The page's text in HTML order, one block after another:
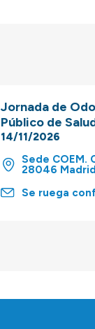
Jornada de
Público de
14/11/2026
Sede COEM.
28046 Madrid
Se ruega